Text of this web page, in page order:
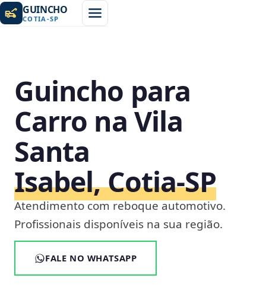
GUINCHO
COTIA -SP
Guincho para
Carro na Vila
Santa
Isabel, Cotia‑SP
Atendimento com reboque automotivo.
Profissionais disponíveis na sua região.
FALE NO WHATSAPP